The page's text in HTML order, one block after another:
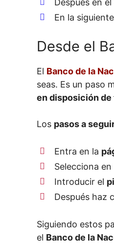
Después en
En la
Desde el
El Banco de la
seas. Es un paso
en disposición
Los pasos a
Entra en la
Selecciona
Introducir el
Después haz
Siguiendo estos
el Banco de la